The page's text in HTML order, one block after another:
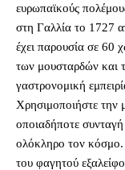
ευρωπαϊκούς
στη Γαλλία το 1727
έχει παρουσία σε 60
των μουσταρδών και
γαστρονομική
Χρησιμοποιήστε την
οποιαδήποτε
ολόκληρο τον κόσμο.
του φαγητού